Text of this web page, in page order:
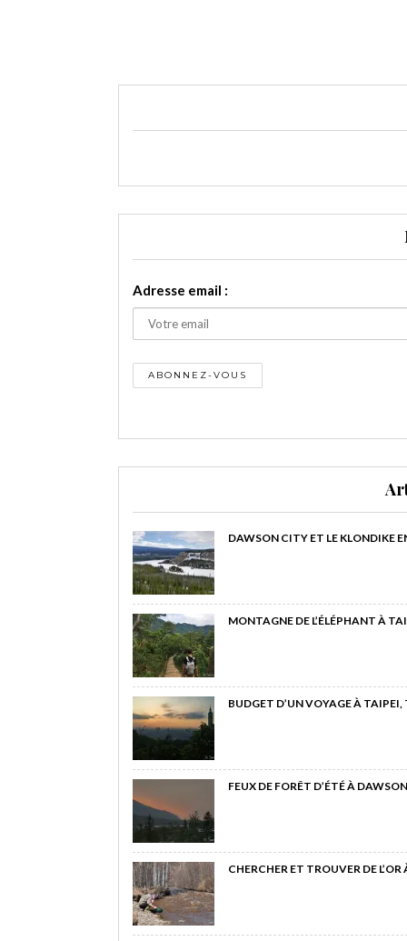
Adresse email :
DAWSON CITY ET LE KLONDIKE
MONTAGNE DE L’ÉLÉPHANT À
BUDGET D’UN VOYAGE À
FEUX DE FORÊT D’ÉTÉ À
CHERCHER ET TROUVER DE